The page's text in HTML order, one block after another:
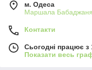
м. Одеса
Маршала
Контакти
Сьогодні працює з
Показати весь